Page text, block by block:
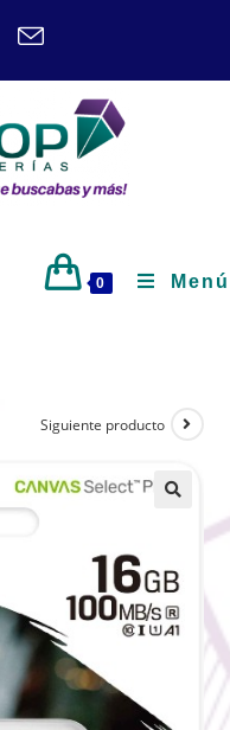
0 Menú
Siguiente producto